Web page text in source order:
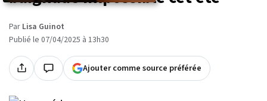
Par Lisa Guinot
Publié le 07/04/2025 à 13h30
Ajouter comme source préférée